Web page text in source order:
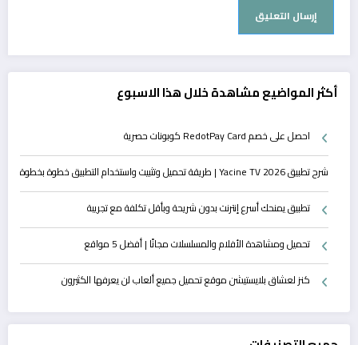
أكثر المواضيع مشاهدة خلال هذا الاسبوع
احصل على خصم RedotPay Card كوبونات حصرية
شرح تطبيق Yacine TV 2026 | طريقة تحميل وتثبيت واستخدام التطبيق خطوة بخطوة
تطبيق يمنحك أسرع إنترنت بدون شريحة وبأقل تكلفة مع تجريبة
تحميل ومشاهدة الأفلام والمسلسلات مجانًا | أفضل 5 مواقع
كنز لعشاق بلايستيشن موقع تحميل جميع ألعاب لن يعرفها الكثيرون